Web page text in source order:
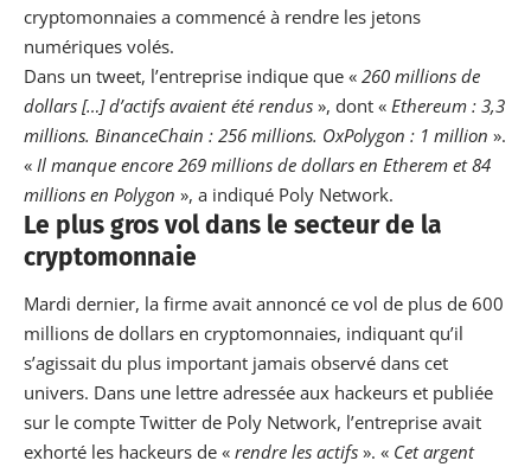
cryptomonnaies a commencé à rendre les jetons
numériques volés.
Dans un tweet, l’entreprise indique que « 260 millions de
dollars […] d’actifs avaient été rendus », dont « Ethereum : 3,3
millions. BinanceChain : 256 millions. OxPolygon : 1 million ».
« Il manque encore 269 millions de dollars en Etherem et 84
millions en Polygon », a indiqué Poly Network.
Le plus gros vol dans le secteur de la
cryptomonnaie
Mardi dernier, la firme avait annoncé ce vol de plus de 600
millions de dollars en cryptomonnaies, indiquant qu’il
s’agissait du plus important jamais observé dans cet
univers. Dans une lettre adressée aux hackeurs et publiée
sur le compte Twitter de Poly Network, l’entreprise avait
exhorté les hackeurs de « rendre les actifs ». « Cet argent